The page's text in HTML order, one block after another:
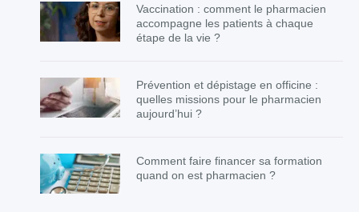
Vaccination : comment le pharmacien
accompagne les patients à chaque
étape de la vie ?
Prévention et dépistage en officine :
quelles missions pour le pharmacien
aujourd’hui ?
Comment faire financer sa formation
quand on est pharmacien ?